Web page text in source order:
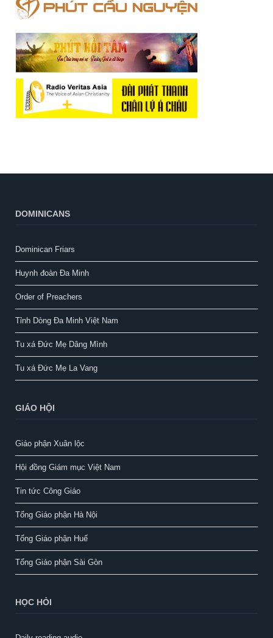
DOMINICANS
Dominican Friars
Huynh đoàn Đa Minh
Order of Preachers
Tỉnh Dòng Đa Minh Việt Nam
Tu xá Đức Mẹ Dâng Mình
Tu xá Đức Mẹ La Vang
GIÁO HỘI
Giáo phận Xuân lộc
Hội đồng Giám mục Việt Nam
Tin tức Công Giáo
Tổng Giáo phận Hà Nội
Tổng Giáo phận Huế
Tổng Giáo phận Sài Gòn
HỌC HỎI